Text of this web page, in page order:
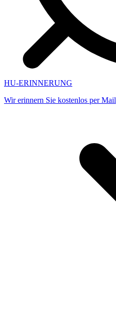
HU-ERINNERUNG
Wir erinnern Sie kostenlos per Mail